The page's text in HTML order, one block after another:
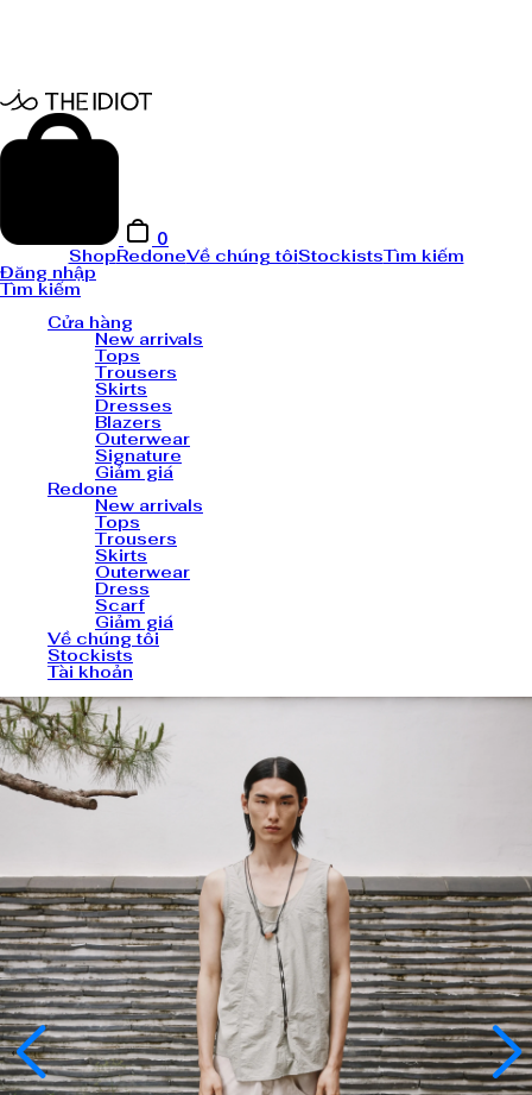
0
ShopRedoneVề chúng tôiStockistsTìm kiếm
Đăng nhập
Tìm kiếm
Cửa hàng
New arrivals
Tops
Trousers
Skirts
Dresses
Blazers
Outerwear
Signature
Giảm giá
Redone
New arrivals
Tops
Trousers
Skirts
Outerwear
Dress
Scarf
Giảm giá
Về chúng tôi
Stockists
Tài khoản